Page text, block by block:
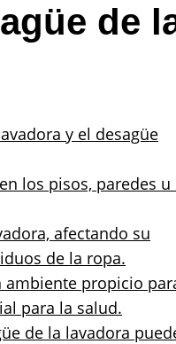
de
y el desagüe
los pisos, paredes u
afectando su
de la ropa.
ambiente propicio
para la salud.
de la lavadora